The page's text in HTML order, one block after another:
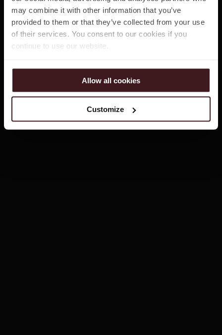
may combine it with other information that you’ve
provided to them or that they’ve collected from your use
of their services. You consent to our cookies if you
continue to use our website.
Allow all cookies
Customize